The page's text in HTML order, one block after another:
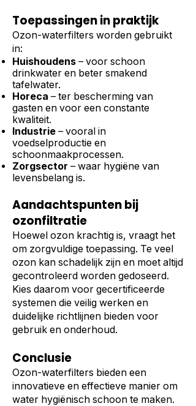
Toepassingen in praktijk
Ozon-waterfilters worden gebruikt
in:
Huishoudens – voor schoon
drinkwater en beter smakend
tafelwater.
Horeca – ter bescherming van
gasten en voor een constante
kwaliteit.
Industrie – vooral in
voedselproductie en
schoonmaakprocessen.
Zorgsector – waar hygiëne van
levensbelang is.
Aandachtspunten bij
ozonfiltratie
Hoewel ozon krachtig is, vraagt het
om zorgvuldige toepassing. Te veel
ozon kan schadelijk zijn en moet altijd
gecontroleerd worden gedoseerd.
Kies daarom voor gecertificeerde
systemen die veilig werken en
duidelijke richtlijnen bieden voor
gebruik en onderhoud.
Conclusie
Ozon-waterfilters bieden een
innovatieve en effectieve manier om
water hygiënisch schoon te maken.